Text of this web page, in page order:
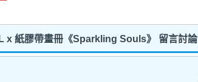
x 紙膠帶畫冊《Sparkling Souls》 留言討論